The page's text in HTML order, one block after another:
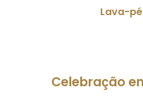
Lava-
Celebração